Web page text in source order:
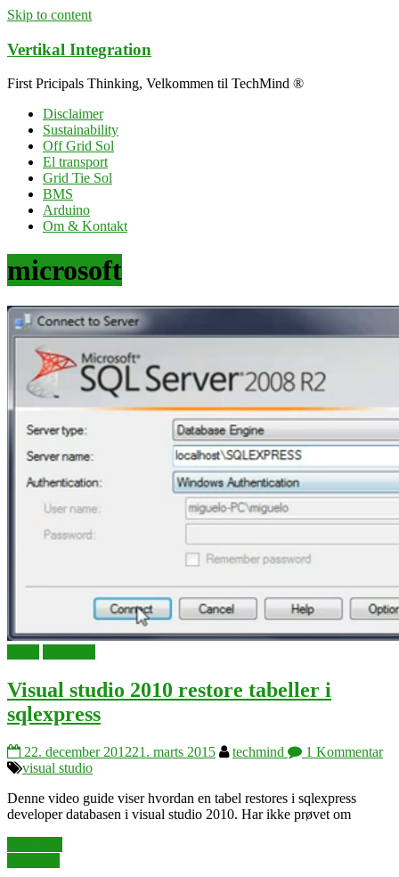
Skip to content
Vertikal Integration
First Pricipals Thinking, Velkommen til TechMind ®
Disclaimer
Sustainability
Off Grid Sol
El transport
Grid Tie Sol
BMS
Arduino
Om & Kontakt
microsoft
Visual studio 2010 restore tabeller i
sqlexpress
22. december 201221. marts 2015 techmind
1 Kommentar
visual studio
Denne video guide viser hvordan en tabel restores i sqlexpress
developer databasen i visual studio 2010. Har ikke prøvet om